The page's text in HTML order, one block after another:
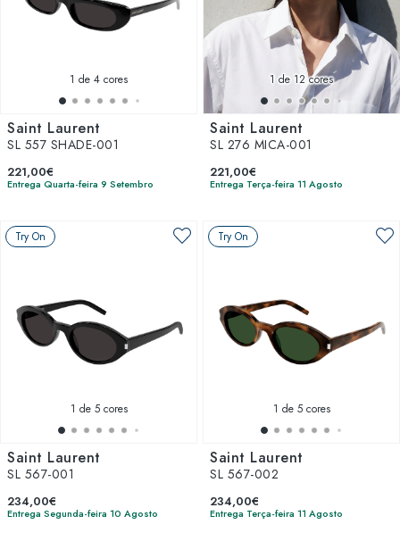
1 de 4 cores
Saint Laurent
SL 557 SHADE-001
221,00€
Entrega Quarta-feira 9 Setembro
1 de 12 cores
Saint Laurent
SL 276 MICA-001
221,00€
Entrega Terça-feira 11 Agosto
Try On
1 de 5 cores
Saint Laurent
SL 567-001
234,00€
Entrega Segunda-feira 10 Agosto
Try On
1 de 5 cores
Saint Laurent
SL 567-002
234,00€
Entrega Terça-feira 11 Agosto